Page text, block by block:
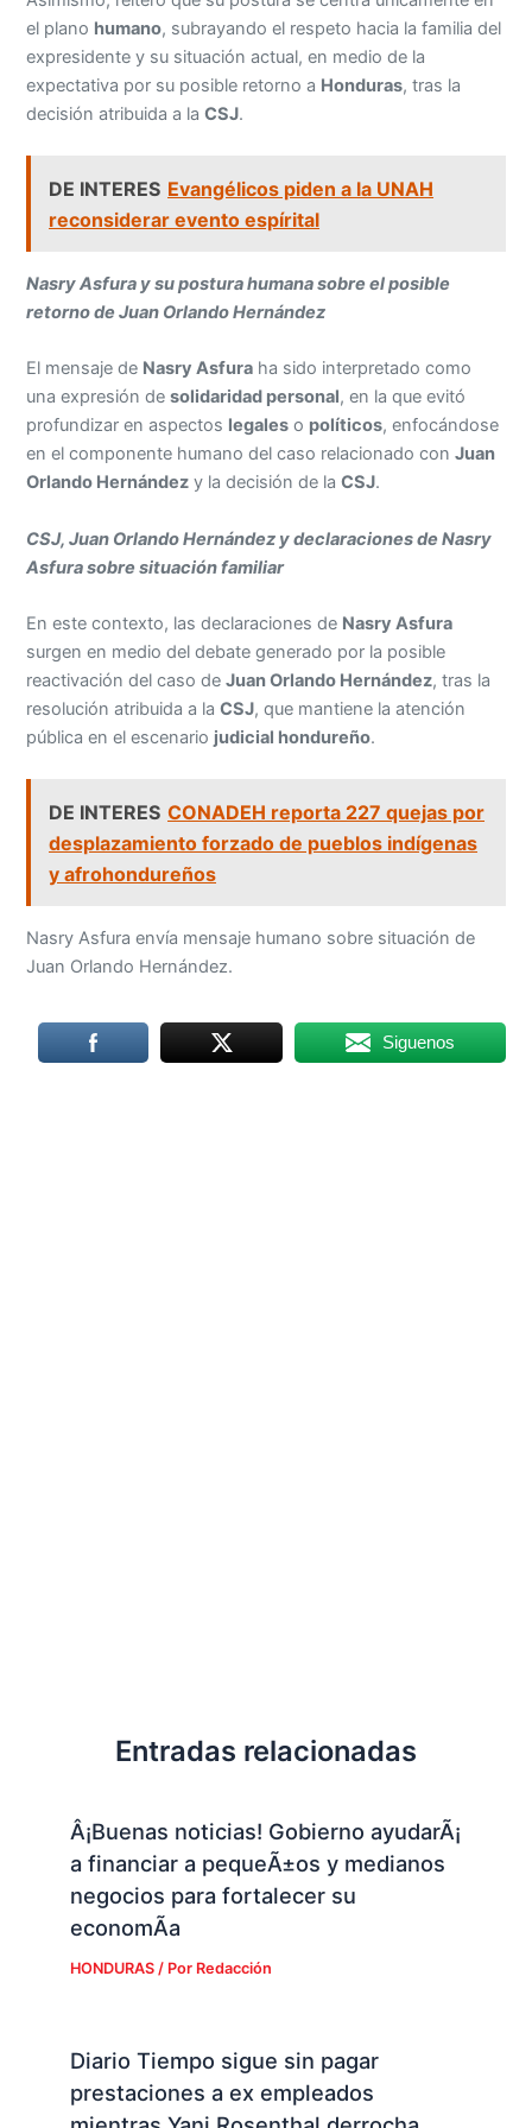
el plano humano, subrayando el respeto hacia la familia del
expresidente y su situación actual, en medio de la
expectativa por su posible retorno a Honduras, tras la
decisión atribuida a laCSJ.
DE INTERES Evangélicos piden a la UNAH
reconsiderar evento espírital
Nasry Asfura y su postura humana sobre el posible
retorno de Juan Orlando Hernández
El mensaje de Nasry Asfura ha sido interpretado como
una expresión desolidaridad personal, en la que evitó
profundizar en aspectos legales o políticos, enfocándose
en el componente humano del caso relacionado conJuan
Orlando Hernández y la decisión de laCSJ.
CSJ, Juan Orlando Hernández y declaraciones de Nasry
Asfura sobre situación familiar
En este contexto, las declaraciones de Nasry Asfura
surgen en medio del debate generado por la posible
reactivación del caso deJuan Orlando Hernández, tras la
resolución atribuida a laCSJ, que mantiene la atención
pública en el escenario judicial hondureño.
DE INTERES CONADEH reporta 227 quejas por
desplazamiento forzado de pueblos indígenas
y afrohondureños
Nasry Asfura envía mensaje humano sobre situación de
Juan Orlando Hernández.
Siguenos
Entradas relacionadas
Â¡Buenas noticias! Gobierno ayudarÃ¡
a financiar a pequeÃ±os y medianos
negocios para fortalecer su
economÃ­a
HONDURAS/ Por Redacción
Diario Tiempo sigue sin pagar
prestaciones a ex empleados